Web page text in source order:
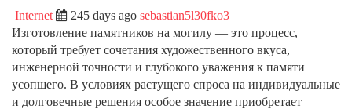
Internet 245 days ago sebastian5l30fko3
Изготовление памятников на могилу — это процесс,
который требует сочетания художественного вкуса,
инженерной точности и глубокого уважения к памяти
усопшего. В условиях растущего спроса на индивидуальные
и долговечные решения особое значение приобретает